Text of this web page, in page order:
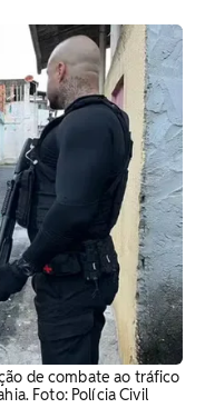
de combate ao tráfico
Foto: Polícia Civil